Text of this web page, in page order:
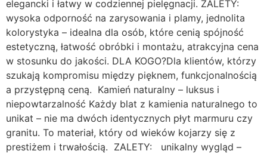
elegancki i łatwy w codziennej pielęgnacji. ZALETY:
wysoka odporność na zarysowania i plamy, jednolita
kolorystyka – idealna dla osób, które cenią spójność
estetyczną, łatwość obróbki i montażu, atrakcyjna cena
w stosunku do jakości. DLA KOGO?Dla klientów, którzy
szukają kompromisu między pięknem, funkcjonalnością
a przystępną ceną. Kamień naturalny – luksus i
niepowtarzalność Każdy blat z kamienia naturalnego to
unikat – nie ma dwóch identycznych płyt marmuru czy
granitu. To materiał, który od wieków kojarzy się z
prestiżem i trwałością. ZALETY: unikalny wygląd –